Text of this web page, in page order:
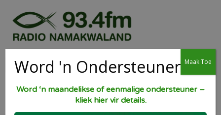
Word 'n Ondersteuner
Word ‘n maandelikse of eenmalige ondersteuner –
kliek hier vir details.
Maak Toe